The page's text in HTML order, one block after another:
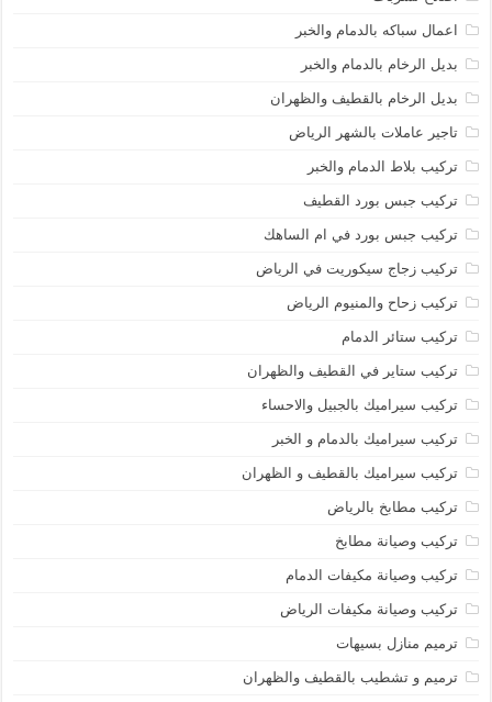
اعمال سباكه بالدمام والخبر
بديل الرخام بالدمام والخبر
بديل الرخام بالقطيف والظهران
تاجير عاملات بالشهر الرياض
تركيب بلاط الدمام والخبر
تركيب جبس بورد القطيف
تركيب جبس بورد في ام الساهك
تركيب زجاج سيكوريت في الرياض
تركيب زحاح والمنيوم الرياض
تركيب ستائر الدمام
تركيب ستاير في القطيف والظهران
تركيب سيراميك بالجبيل والاحساء
تركيب سيراميك بالدمام و الخبر
تركيب سيراميك بالقطيف و الظهران
تركيب مطابخ بالرياض
تركيب وصيانة مطابخ
تركيب وصيانة مكيفات الدمام
تركيب وصيانة مكيفات الرياض
ترميم منازل بسيهات
ترميم و تشطيب بالقطيف والظهران